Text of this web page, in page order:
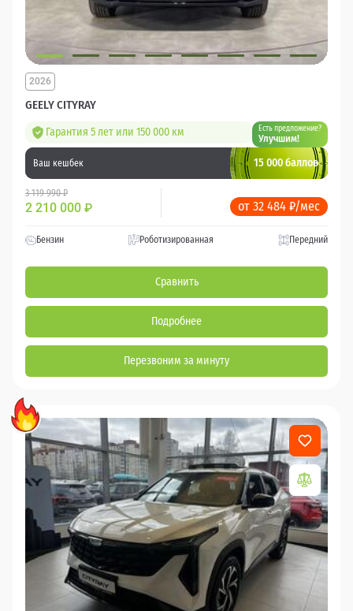
GEELY CITYRAY
2026
Гарантия 5 лет или 150 000 км Есть предложение?
Улучшим!
Ваш кешбек 15 000 баллов
3 119 990 ₽
2 210 000 ₽ от 32 484 ₽/мес
Бензин Роботизированная Передний
Сравнить
Подробнее
Перезвоним за минуту